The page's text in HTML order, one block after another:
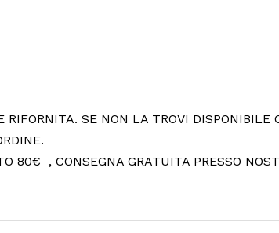
SE NON LA TROVI
80€ , CONSEGNA GRATUITA PRESSO